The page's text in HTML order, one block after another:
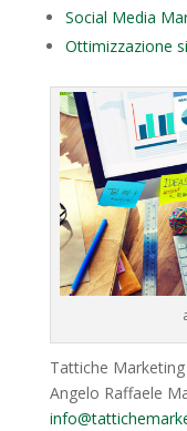
Social Media
Ottimizzazione
Tattiche
Angelo Raffaele